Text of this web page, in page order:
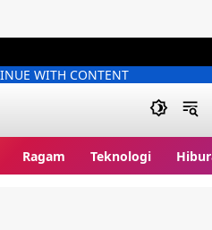
WITH CONTENT
Ragam Teknologi